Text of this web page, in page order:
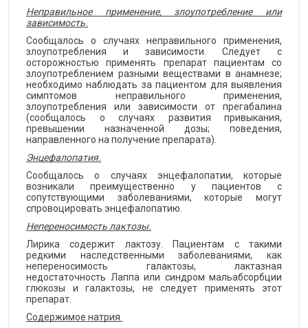
Неправильное применение, злоупотребление или
зависимость.
Сообщалось о случаях неправильного применения,
злоупотребления и зависимости. Следует с
осторожностью применять препарат пациентам со
злоупотреблением разными веществами в анамнезе;
необходимо наблюдать за пациентом для выявления
симптомов неправильного применения,
злоупотребления или зависимости от прегабалина
(сообщалось о случаях развития привыкания,
превышении назначенной дозы; поведения,
направленного на получение препарата).
Энцефалопатия.
Сообщалось о случаях энцефалопатии, которые
возникали преимущественно у пациентов с
сопутствующими заболеваниями, которые могут
спровоцировать энцефалопатию.
Непереносимость лактозы.
Лирика содержит лактозу. Пациентам с такими
редкими наследственными заболеваниями, как
непереносимость галактозы, лактазная
недостаточность Лаппа или синдром мальабсорбции
глюкозы и галактозы, не следует применять этот
препарат.
Содержимое натрия.